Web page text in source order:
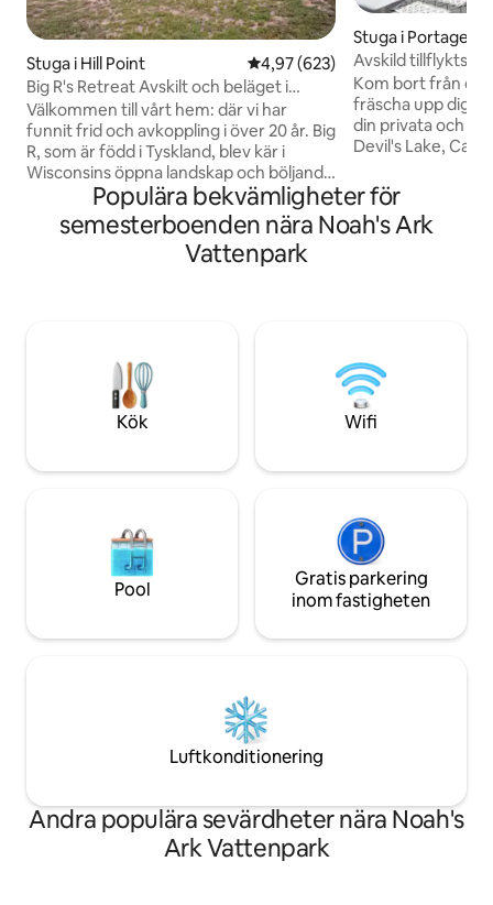
Stuga i Hill Point 4,97 av 5 i genomsnittligt
4,97 (623)
Big R's Retreat Avskilt och beläget i
naturen
Välkommen till vårt hem: där vi har
funnit frid och avkoppling i över 20 år. Big
R, som är född i Tyskland, blev kär i
Wisconsins öppna landskap och böljande
kullar och blev amerikansk medborgare
på 80-talet. Han träffade Curly, en
stadsflicka från Chicago, som tog med
sig en liten stad till hans liv på landet. De
dela sitt idylliska och fridfulla hem med
dig. Kör nerför en återvändsgata och dra
upp till en rustik stuga fylld med
högteknologiska och mysiga
med en gaskamin, tv (komplett med
fullt utrustat kök. Ta en drink utomhus
för att bada i bubbelpoolen eller sitta
runt lägerelden. När dagen är över
kommer du att somna omedelbart på
minnesskumsängen, antingen på loftet
eller i sovrummet, och vakna till en
Stuga i Portage
Avskild
bubbelpool nära
Kom bort från
fräscha upp dig
din privata och
Devil's Lake,
familjer med 9
bubbelpool, 6
Pong, Foosball,
Populära bekvämligheter för
semesterboenden nära Noah's Ark
Vattenpark
Kök Wifi
Pool
Gratis parkering
inom fastigheten
Luftkonditionering
Andra populära sevärdheter nära Noah's
Ark Vattenpark